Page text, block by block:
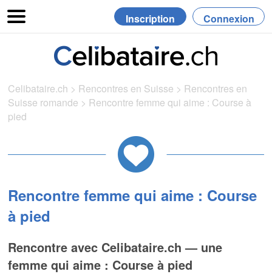
Inscription Connexion
Celibataire.ch > Rencontres en Suisse > Rencontres en
Suisse romande > Rencontre femme qui aime : Course à
pied
Rencontre femme qui aime : Course
à pied
Rencontre avec Celibataire.ch — une
femme qui aime : Course à pied